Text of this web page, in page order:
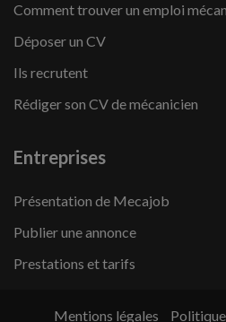
Comment trouver un emploi
Déposer un CV
Ils recrutent
Rédiger son CV de mécanicien
Entreprises
Présentation de Mecajob
Publier une annonce
Prestations et tarifs
Mentions légales